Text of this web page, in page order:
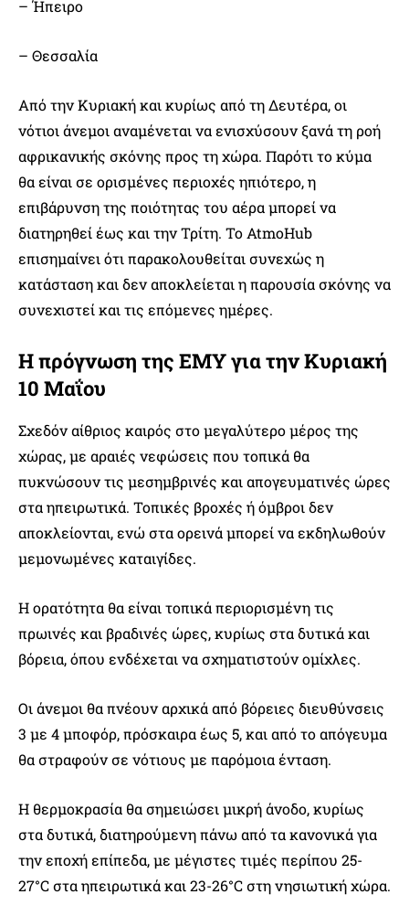
– Ήπειρο
– Θεσσαλία
Από την Κυριακή και κυρίως από τη Δευτέρα, οι
νότιοι άνεμοι αναμένεται να ενισχύσουν ξανά τη ροή
αφρικανικής σκόνης προς τη χώρα. Παρότι το κύμα
θα είναι σε ορισμένες περιοχές ηπιότερο, η
επιβάρυνση της ποιότητας του αέρα μπορεί να
διατηρηθεί έως και την Τρίτη. Το AtmoHub
επισημαίνει ότι παρακολουθείται συνεχώς η
κατάσταση και δεν αποκλείεται η παρουσία σκόνης να
συνεχιστεί και τις επόμενες ημέρες.
Η πρόγνωση της ΕΜΥ για την Κυριακή
10 Μαΐου
Σχεδόν αίθριος καιρός στο μεγαλύτερο μέρος της
χώρας, με αραιές νεφώσεις που τοπικά θα
πυκνώσουν τις μεσημβρινές και απογευματινές ώρες
στα ηπειρωτικά. Τοπικές βροχές ή όμβροι δεν
αποκλείονται, ενώ στα ορεινά μπορεί να εκδηλωθούν
μεμονωμένες καταιγίδες.
Η ορατότητα θα είναι τοπικά περιορισμένη τις
πρωινές και βραδινές ώρες, κυρίως στα δυτικά και
βόρεια, όπου ενδέχεται να σχηματιστούν ομίχλες.
Οι άνεμοι θα πνέουν αρχικά από βόρειες διευθύνσεις
3 με 4 μποφόρ, πρόσκαιρα έως 5, και από το απόγευμα
θα στραφούν σε νότιους με παρόμοια ένταση.
Η θερμοκρασία θα σημειώσει μικρή άνοδο, κυρίως
στα δυτικά, διατηρούμενη πάνω από τα κανονικά για
την εποχή επίπεδα, με μέγιστες τιμές περίπου 25-
27°C στα ηπειρωτικά και 23-26°C στη νησιωτική χώρα.